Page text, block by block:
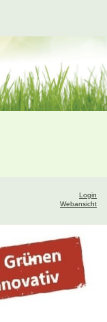
Login
Webansicht